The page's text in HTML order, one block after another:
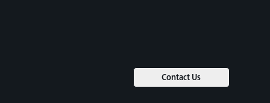
Contact Us